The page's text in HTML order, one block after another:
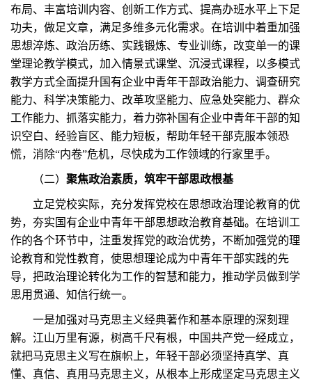
布局、丰富培训内容、创新工作方式、提高办班水平上下足
功夫，做足文章，满足多维多元化需求。在培训中着重加强
思想淬炼、政治历练、实践锻炼、专业训练，改变单一的课
堂理论教学模式，加入情景式课堂、沉浸式课程，以多模式
教学方式全面提升国有企业中青年干部政治能力、调查研究
能力、科学决策能力、改革攻坚能力、应急处突能力、群众
工作能力、抓落实能力，着力弥补国有企业中青年干部的知
识空白、经验盲区、能力短板，帮助年轻干部克服本领恐
慌，消除“内卷”危机，尽快成为工作领域的行家里手。
（二） 聚焦政治素质，筑牢干部思政根基
立足党校实际，充分发挥党校在思想政治理论教育的优
势，夯实国有企业中青年干部思想政治教育基础。在培训工
作的各个环节中，注重发挥党的政治优势，不断加强党的理
论教育和党性教育，使思想理论成为中青年干部实践的先
导，把政治理论转化为工作的智慧和能力，推动学员做到学
思用贯通、知信行统一。
一是加强对马克思主义经典著作和基本原理的深刻理
解。江山万里有源，树高千尺有根，中国共产党一经成立，
就把马克思主义写在旗帜上，年轻干部必须坚持真学、真
懂、真信、真用马克思主义，从根本上形成坚定马克思主义